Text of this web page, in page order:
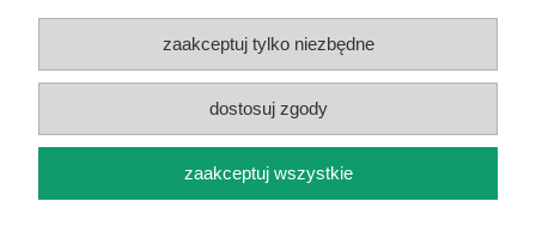
Sklep trychologiczny online - Wlosyizdrowie.eu |Czarnochowice
535/154, 32-020 Wieliczka | NIP: 6791738313 | REGON: 356868263 |
wlosyizdrowie.eu@gmail.com| Telefon:
pokaż pełną wersję strony
Sklep internetowy Shoper.pl
zaakceptuj tylko niezbędne
dostosuj zgody
zaakceptuj wszystkie